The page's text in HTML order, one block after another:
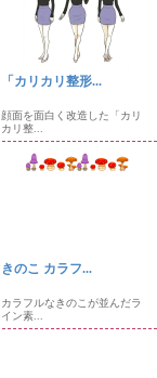
「カリカリ整形...
顔面を面白く改造した「カリ
カリ整...
きのこ カラフ...
カラフルなきのこが並んだラ
イン素...